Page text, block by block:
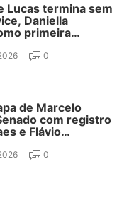
Lucas termina sem
Daniella
primeira
0
de Marcelo
com registro
e Flávio
0